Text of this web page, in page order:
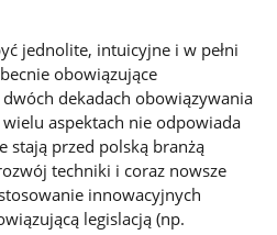
jednolite, intuicyjne i w pełni
obowiązujące
dekadach obowiązywania
aspektach nie odpowiada
stają przed polską branżą
techniki i coraz nowsze
innowacyjnych
legislacją (np.